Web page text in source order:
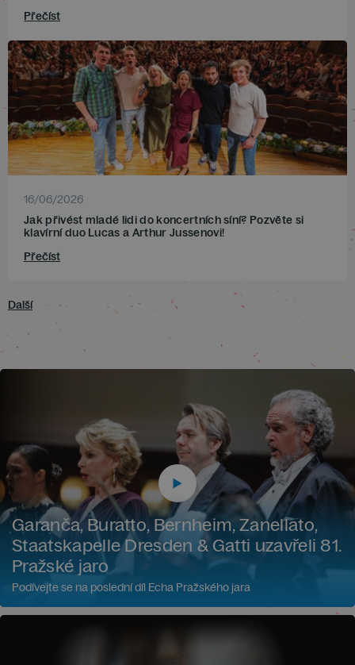
Přečíst
16/06/2026
Jak přivést mladé lidi do koncertních síní? Pozvěte si
klavírní duo Lucas a Arthur Jussenovi!
Přečíst
Další
Garanča, Buratto, Bernheim, Zanellato,
Staatskapelle Dresden & Gatti uzavřeli 81.
Pražské jaro
Podívejte se na poslední díl Echa Pražského jara